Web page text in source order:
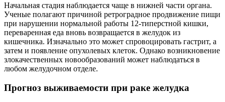
Начальная стадия наблюдается чаще в нижней части органа.
Ученые полагают причиной ретроградное продвижение пищи
при нарушении нормальной работы 12-типерстной кишки,
переваренная еда вновь возвращается в желудок из
кишечника. Изначально это может спровоцировать гастрит, а
затем и появление опухолевых клеток. Однако возникновение
злокачественных новообразований может наблюдаться в
любом желудочном отделе.
Прогноз выживаемости при раке желудка